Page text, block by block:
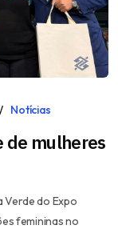
Notícias
de mulheres
Verde do Expo
femininas no